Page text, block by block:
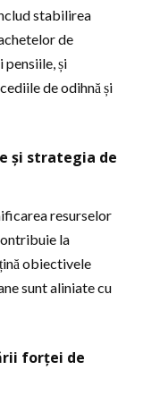
stabilirea
de
pensiile, și
de odihnă și
și strategia de
resurselor
la
obiectivele
sunt aliniate cu
forței de